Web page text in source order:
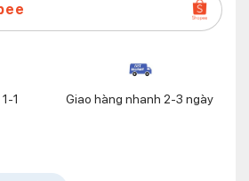
1 Giao hàng nhanh 2-3 ngày